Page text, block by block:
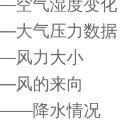
气湿度变化
气压力数据
力大小
的来向
降水情况